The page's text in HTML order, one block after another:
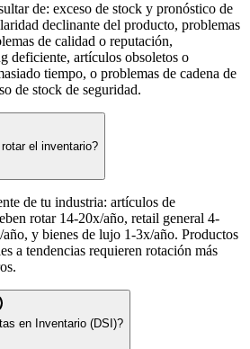
de: exceso de stock y pronóstico de
declinante del producto, problemas
de calidad o reputación,
deficiente, artículos obsoletos o
tiempo, o problemas de cadena de
de stock de seguridad.
el inventario?
de tu industria: artículos de
rotar 14-20x/año, retail general 4-
y bienes de lujo 1-3x/año. Productos
a tendencias requieren rotación más
en Inventario (DSI)?